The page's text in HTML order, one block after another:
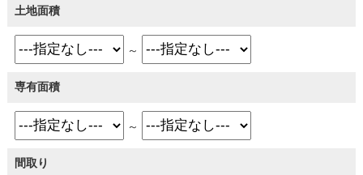
土地面積
～
専有面積
～
間取り